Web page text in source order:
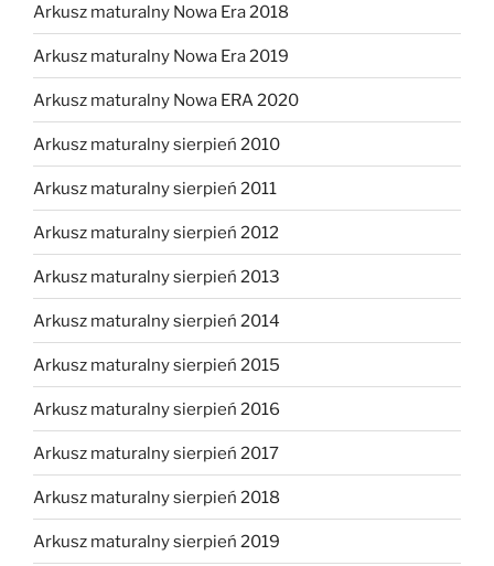
Arkusz maturalny Nowa Era 2018
Arkusz maturalny Nowa Era 2019
Arkusz maturalny Nowa ERA 2020
Arkusz maturalny sierpień 2010
Arkusz maturalny sierpień 2011
Arkusz maturalny sierpień 2012
Arkusz maturalny sierpień 2013
Arkusz maturalny sierpień 2014
Arkusz maturalny sierpień 2015
Arkusz maturalny sierpień 2016
Arkusz maturalny sierpień 2017
Arkusz maturalny sierpień 2018
Arkusz maturalny sierpień 2019